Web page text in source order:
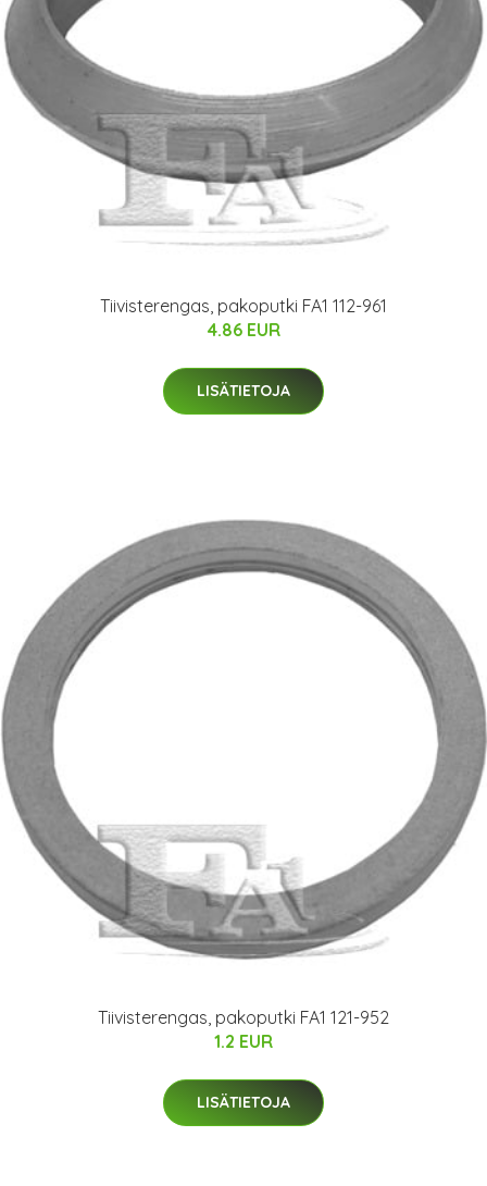
Tiivisterengas, pakoputki FA1 112-961
4.86 EUR
LISÄTIETOJA
Tiivisterengas, pakoputki FA1 121-952
1.2 EUR
LISÄTIETOJA